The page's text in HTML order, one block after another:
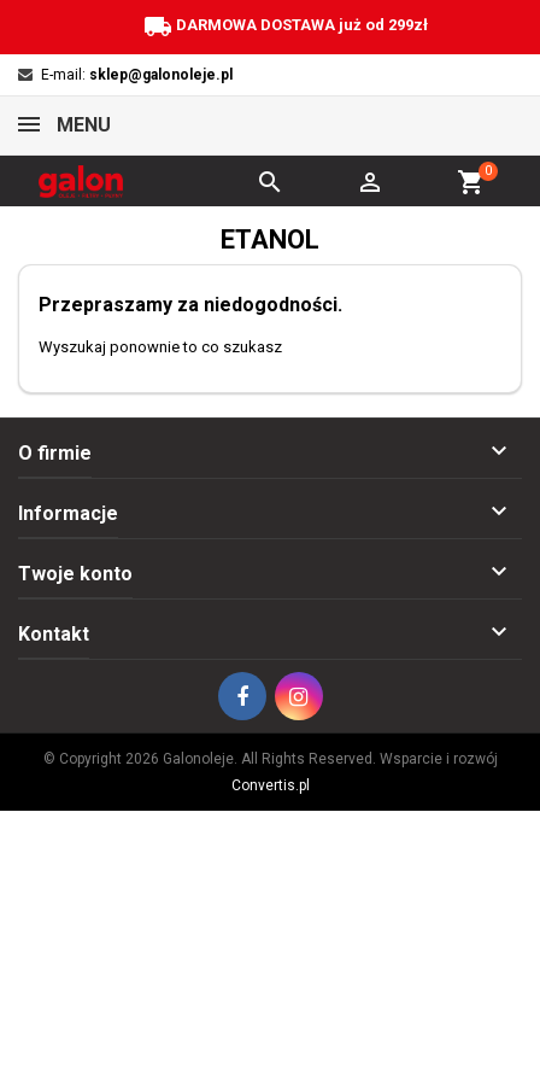
local_shipping DARMOWA DOSTAWA już od 299zł
E-mail: sklep@galonoleje.pl
MENU
shopping_cart0


ETANOL
Przepraszamy za niedogodności.
Wyszukaj ponownie to co szukasz
O firmie 
Informacje 
Twoje konto 
Kontakt 
© Copyright 2026 Galonoleje. All Rights Reserved. Wsparcie i rozwój
Convertis.pl